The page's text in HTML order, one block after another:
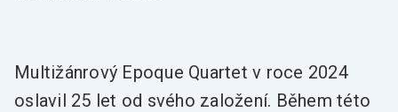
Multižánrový Epoque Quartet v roce 2024
oslavil 25 let od svého založení. Během této